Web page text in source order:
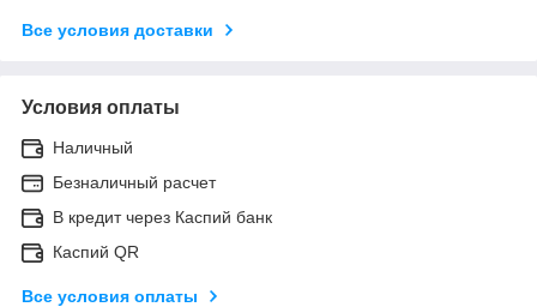
Все условия доставки
Условия оплаты
Наличный
Безналичный расчет
В кредит через Каспий банк
Каспий QR
Все условия оплаты